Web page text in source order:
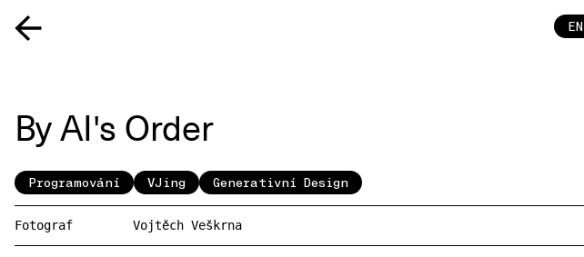
EN
By AI's Order
Programování VJing Generativní Design
Fotograf Vojtěch Veškrna